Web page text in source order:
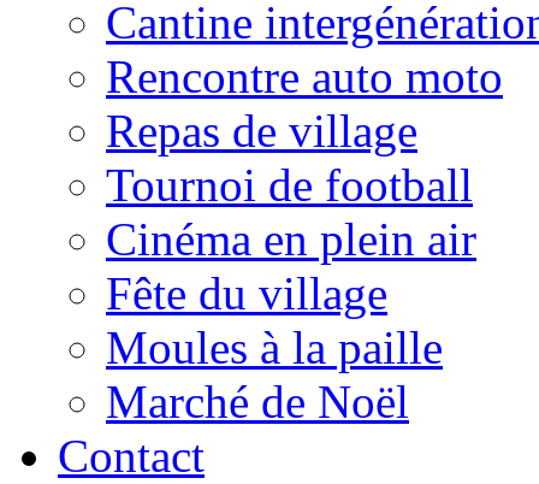
Cantine
Rencontre auto moto
Repas de village
Tournoi de football
Cinéma en plein air
Fête du village
Moules à la paille
Marché de Noël
Contact